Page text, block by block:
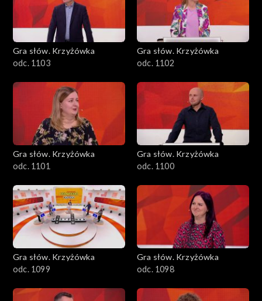
Gra słów. Krzyżówka
odc. 1103
Gra słów. Krzyżówka
odc. 1102
Gra słów. Krzyżówka
odc. 1101
Gra słów. Krzyżówka
odc. 1100
Gra słów. Krzyżówka
odc. 1099
Gra słów. Krzyżówka
odc. 1098